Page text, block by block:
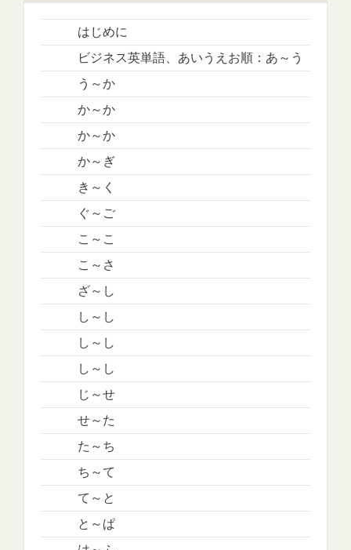
はじめに
ビジネス英単語、あいうえお順：あ～う
う～か
か～か
か～か
か～ぎ
き～く
ぐ～ご
こ～こ
こ～さ
ざ～し
し～し
し～し
し～し
じ～せ
せ～た
た～ち
ち～て
て～と
と～ぱ